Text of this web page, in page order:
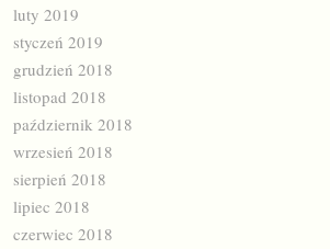
luty 2019
styczeń 2019
grudzień 2018
listopad 2018
październik 2018
wrzesień 2018
sierpień 2018
lipiec 2018
czerwiec 2018